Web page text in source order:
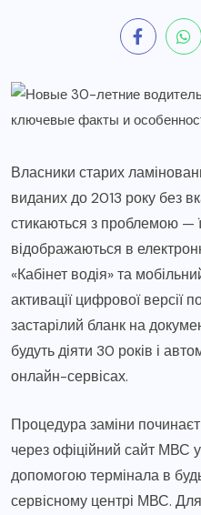
Власники старих
виданих до 2013 року без
стикаються з проблемою —
відображаються в
«Кабінет водія» та
активації цифрової версії
застарілий бланк на
будуть діяти 30 років і
онлайн-сервісах.
Процедура заміни
через офіційний сайт МВС
допомогою термінала в
сервісному центрі МВС.